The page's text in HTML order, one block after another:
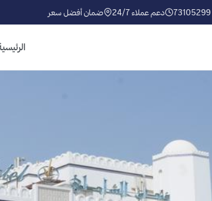
دعم عملاء 24/7 ضمان أفضل سعر